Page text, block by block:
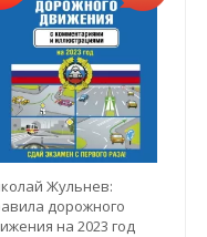
Жульнев:
дорожного
на 2023 год